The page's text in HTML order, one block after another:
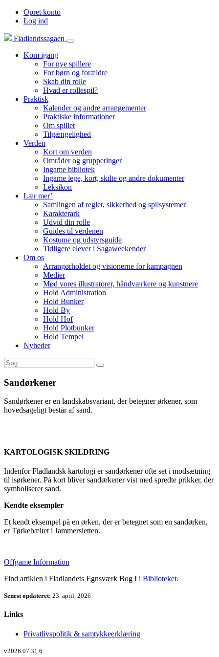
Opret konto
Log ind
Fladlandssagaen
Kom igang
For nye spillere
For børn og forældre
Skab din rolle
Hvad er rollespil?
Praktisk
Kalender og andre arrangementer
Praktiske informationer
Om spillet
Tilgængelighed
Verden
Kort om verden
Områder og grupperinger
Ingame bibliotek
Ingame lege, kort, skilte og andre dokumenter
Leksikon
Lær mer’
Samlingen af regler, sikkerhed og spilsystemer
Karakterark
Udvid din rolle
Guides til verdenen
Kostume og udstyrsguide
Tidligere elever i Sagaweekender
Om os
Arrangørholdet og visionerne for kampagnen
Medier
Mød vores illustratorer, håndværkere og kunstnere
Hold Administration
Hold Bunker
Hold By
Hold Hof
Hold Plotbunker
Hold Tempel
Nyheder
Sandørkener
Sandørkener er en landskabsvariant, der betegner ørkener, som
hovedsageligt består af sand.
KARTOLOGISK SKILDRING
Indenfor Fladlandsk kartologi er sandørkener ofte set i modsætning
til isørkener. På kort bliver sandørkener vist med spredte prikker, der
symboliserer sand.
Kendte eksempler
Et kendt eksempel på en ørken, der er betegnet som en sandørken,
er Tørkebæltet i Jammersletten.
Offgame Information
Find artiklen i Fladlandets Egnsværk Bog I i Biblioteket.
Senest opdateret: 23. april, 2026
Links
Privatlivspolitik & samtykkeerklæring
v2026.07.31.6